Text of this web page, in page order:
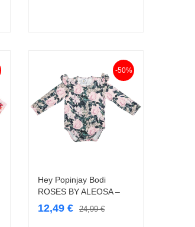
-50%
Vali
Hey Popinjay Bodi
ROSES BY ALEOSA –
24,99€
12,49 €